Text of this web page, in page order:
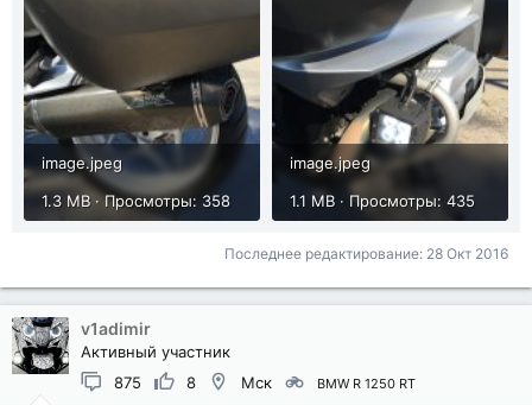
image.jpeg
1.3 MB · Просмотры: 358
image.jpeg
1.1 MB · Просмотры: 435
Последнее редактирование: 28 Окт 2016
v1adimir
Активный участник
875
8 Мск BMW R 1250 RT